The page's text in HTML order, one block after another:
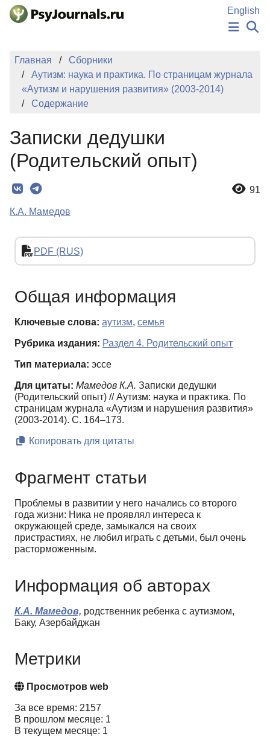
Перейти к основному содержанию
English
НОВОСТИ
ИЗДАНИЯ
ПОДАТЬ РУКОПИСЬ
Регистрация
Главная
Сборники
Аутизм: наука и практика. По страницам журнала
«Аутизм и нарушения развития» (2003-2014)
Содержание
Записки дедушки
(Родительский опыт)
91
К.А. Мамедов
PDF (RUS)
Общая информация
Ключевые слова: аутизм, семья
Рубрика издания: Раздел 4. Родительский опыт
Тип материала: эссе
Для цитаты: Мамедов К.А. Записки дедушки
(Родительский опыт) // Аутизм: наука и практика. По
страницам журнала «Аутизм и нарушения развития»
(2003-2014). С. 164–173.
Копировать для цитаты
Фрагмент статьи
Проблемы в развитии у него начались со второго
года жизни: Ника не проявлял интереса к
окружающей среде, замыкался на своих
пристрастиях, не любил играть с детьми, был очень
расторможенным.
Информация об авторах
К.А. Мамедов, родственник ребенка с аутизмом,
Баку, Азербайджан
Метрики
Просмотров web
За все время: 2157
В прошлом месяце: 1
В текущем месяце: 1